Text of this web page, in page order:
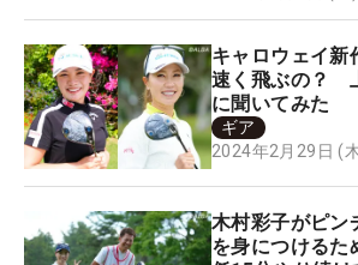
キャロウェイ新
速く飛ぶの？
に聞いてみた
ギア
2024年2月29日 (
木村彩子がピン
を身につけるた